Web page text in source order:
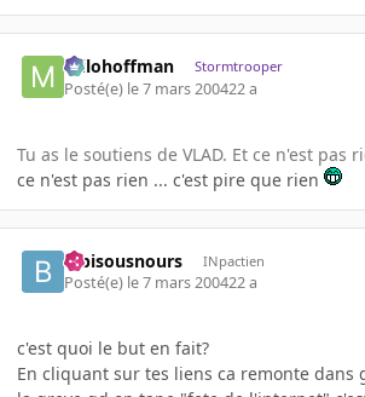
milohoffman Stormtrooper
Posté(e) le 7 mars 200422 a
Tu as le soutiens de VLAD. Et ce n'est pas
ce n'est pas rien ... c'est pire que rien
bibisousnours INpactien
Posté(e) le 7 mars 200422 a
c'est quoi le but en fait?
En cliquant sur tes liens ca remonte dans